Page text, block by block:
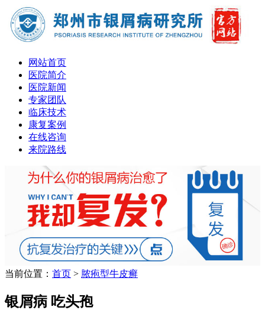
网站首页
医院简介
医院新闻
专家团队
临床技术
康复案例
在线咨询
来院路线
当前位置： 首页 > 脓疱型牛皮癣
银屑病 吃头孢